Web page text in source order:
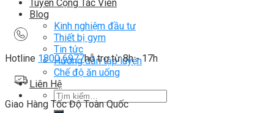
Tuyển Cộng Tác Viên
Blog
Kinh nghiệm đầu tư
Thiết bị gym
Tin tức
Hướng dẫn tập luyện
Chế độ ăn uống
Liên Hệ
Tìm
kiếm:
Hotline 1800 6977hỗ trợ từ 8h - 17h
Giao Hàng Tốc Độ Toàn Quốc